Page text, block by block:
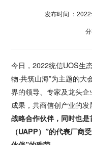
发布时间 ：
分
今日，2022统信UOS生
物·共筑山海”为主题的
界的领导、专家及龙头
成果，共商信创产业的发
战略合作伙伴，同时也
（UAPP）”的代表厂商